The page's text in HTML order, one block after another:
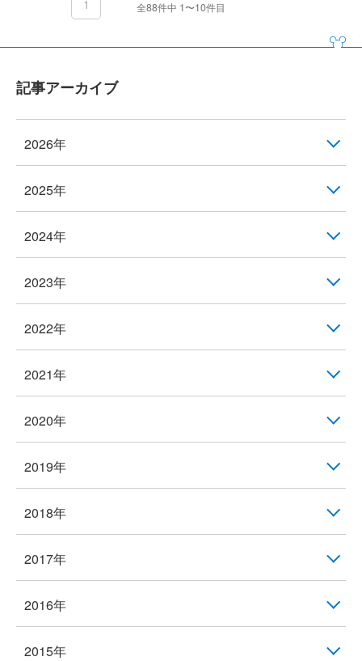
1 全88件中 1〜10件目
記事アーカイブ
2026年
2025年
2024年
2023年
2022年
2021年
2020年
2019年
2018年
2017年
2016年
2015年